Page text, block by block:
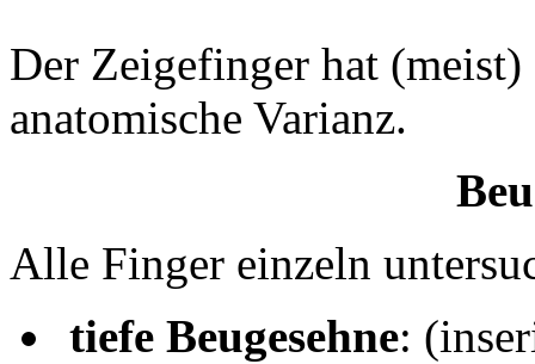
Der Zeigefinger hat
anatomische Varianz.
Alle Finger einzeln
tiefe Beugesehne: